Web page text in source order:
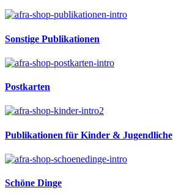
Sonstige Publikationen
Postkarten
Publikationen für Kinder & Jugendliche
Schöne Dinge